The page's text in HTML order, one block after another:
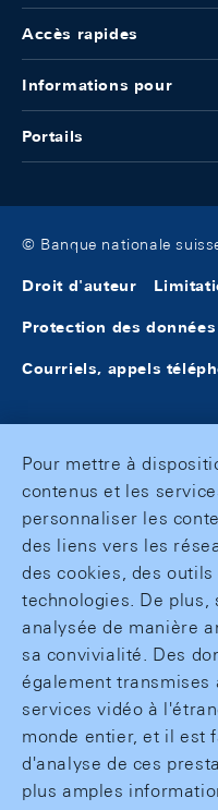
Accès rapides
Informations pour
Portails
© Banque nationale
Droit d'auteur
Protection des données
Courriels, appels
Pour mettre à
contenus et les
personnaliser les
des liens vers les
des cookies, des
technologies. De plus,
analysée de manière
sa convivialité. Des
également transmises
services vidéo à
monde entier, et il est
d'analyse de ces
plus amples